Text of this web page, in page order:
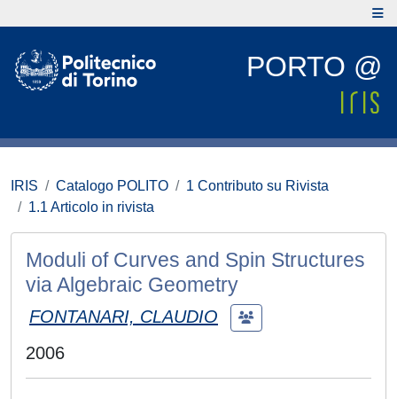
PORTO @
IRIS Catalogo POLITO
1 Contributo su Rivista
1.1 Articolo in rivista
Moduli of Curves and Spin Structures
via Algebraic Geometry
FONTANARI, CLAUDIO
2006